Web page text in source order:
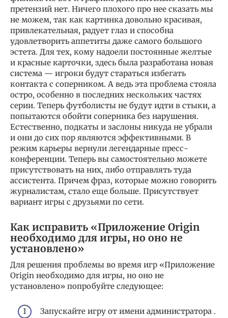
претензий нет. Ничего плохого про нее сказать мы
не можем, так как картинка довольно красивая,
привлекательная, радует глаз и способна
удовлетворить аппетиты даже самого большого
эстета. Для тех, кому надоели постоянные желтые
и красные карточки, здесь была разработана новая
система — игроки будут стараться избегать
контакта с соперником. А ведь эта проблема стояла
остро, особенно в последних нескольких частях
серии. Теперь футболисты не будут идти в стыки, а
попытаются обойти соперника без нарушения.
Естественно, подкаты и заслоны никуда не убрали
и они до сих пор являются эффективными. В
режим карьеры вернули легендарные пресс-
конференции. Теперь вы самостоятельно можете
присутствовать на них, либо отправлять туда
ассистента. Причем фраз, которые можно говорить
журналистам, стало еще больше. Присутствует
вариант игры с друзьями по сети.
Как исправить «Приложение Origin
необходимо для игры, но оно не
установлено»
Для решения проблемы во время игр «Приложение
Origin необходимо для игры, но оно не
установлено» попробуйте следующее:
Запускайте игру от имени администратора .